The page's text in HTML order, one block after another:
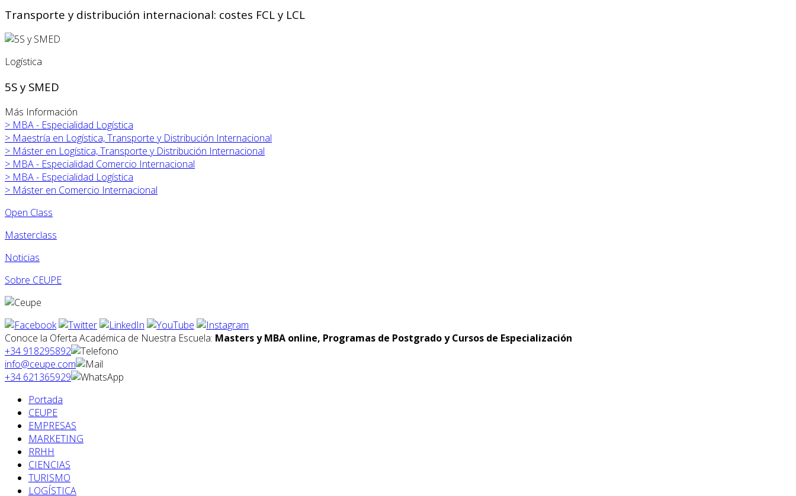
Transporte y distribución internacional: costes FCL y LCL
Logística
5S y SMED
Más Información
> MBA - Especialidad Logística
> Maestría en Logística, Transporte y Distribución Internacional
> Máster en Logística, Transporte y Distribución Internacional
> MBA - Especialidad Comercio Internacional
> MBA - Especialidad Logística
> Máster en Comercio Internacional
Open Class
Masterclass
Noticias
Sobre CEUPE
Conoce la Oferta Académica de Nuestra Escuela: Masters y MBA online, Programas de Postgrado y Cursos de Especialización
+34 918295892
info@ceupe.com
+34 621365929
Portada
CEUPE
EMPRESAS
MARKETING
RRHH
CIENCIAS
TURISMO
LOGÍSTICA